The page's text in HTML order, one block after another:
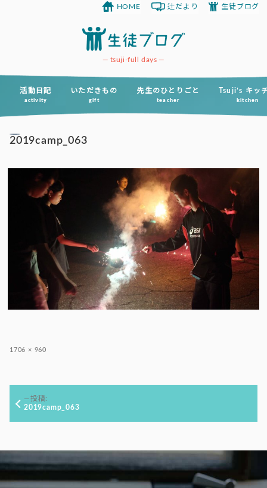
ツ
tsuji-full days
活動日記
activity
いただきもの
gift
先生のひとりごと
teacher
Tsuji’s キッ
kitchen
HOME 辻だより 生徒ブログ
2019camp_063
フ
イ
1706 × 960
ナ
ゲ
ー
シ
投稿:
2019camp_063